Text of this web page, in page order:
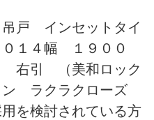
戸 インセットタイ
１４幅 １９００
右引 （美和ロック
ラクラクローズ
を検討されている方